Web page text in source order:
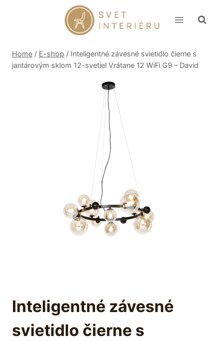
Home / E-shop / Inteligentné závesné svietidlo čierne s
jantárovým sklom 12-svetiel Vrátane 12 WiFi G9 – David
Inteligentné závesné
svietidlo čierne s